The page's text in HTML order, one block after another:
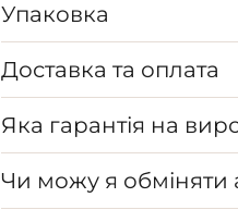
Упаковка
Доставка та оплата
Яка гарантія на
Чи можу я обміняти